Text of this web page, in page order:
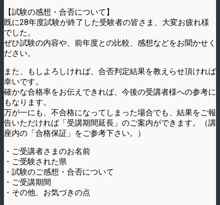
【試験の感想・合否について】
既に28年度試験が終了した受験者の皆さま、大変お疲れ様
でした。
ぜひ試験の内容や、前年度との比較、感想などをお聞かせく
ださい。
また、もしよろしければ、合否判定結果を教えらせ頂ければ
幸いです。
確かな合格率をお伝えできれば、今後の受講者様への参考に
もなります。
万が一にも、不合格になってしまった場合でも、結果をご報
告いただければ「受講期間延長」のご案内ができます。（講
座内の「合格保証」をご参考下さい。）
・ご受講者さまのお名前
・ご受験された県
・試験のご感想・合否について
・ご受講期間
・その他、お気づきの点